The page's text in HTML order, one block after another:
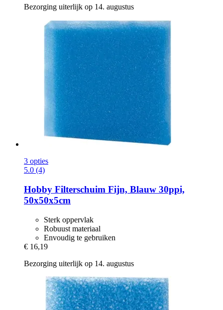
Bezorging uiterlijk op 14. augustus
3 opties
5.0 (4)
Hobby Filterschuim Fijn, Blauw 30ppi,
50x50x5cm
Sterk oppervlak
Robuust materiaal
Envoudig te gebruiken
€ 16,19
Bezorging uiterlijk op 14. augustus